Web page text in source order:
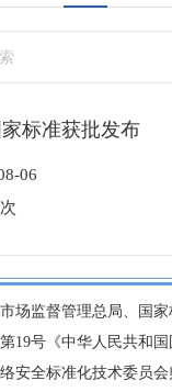
标准获批发布
06
场监督管理总局、国
19号《中华人民共和
安全标准化技术委员会